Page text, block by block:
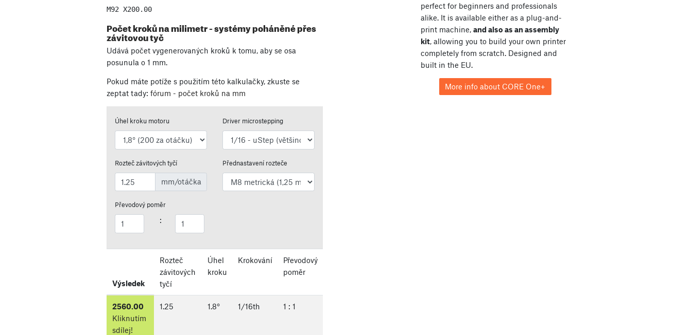
M92 X200.00
Počet kroků na milimetr - systémy poháněné přes
závitovou tyč
Udává počet vygenerovaných kroků k tomu, aby se osa
posunula o 1 mm.
Pokud máte potíže s použitím této kalkulačky, zkuste se
zeptat tady: fórum - počet kroků na mm
Úhel kroku motoru Driver microstepping
Rozteč závitových tyčí
mm/otáčka
Přednastavení rozteče
Převodový poměr
:
Výsledek
Rozteč
závitových
tyčí
Úhel
kroku
Krokování
Převodový
poměr
2560.00
Kliknutím
sdílej!
1.25 1.8° 1/16th 1 : 1
perfect for beginners and professionals
alike. It is available either as a plug-and-
print machine, and also as an assembly
kit, allowing you to build your own printer
completely from scratch. Designed and
built in the EU.
More info about CORE One+